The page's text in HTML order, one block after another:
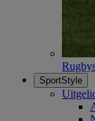
SportStyle